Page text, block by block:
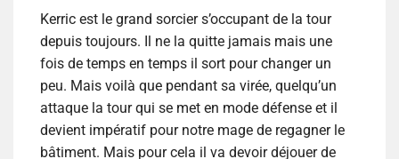
Kerric est le grand sorcier s’occupant de la tour
depuis toujours. Il ne la quitte jamais mais une
fois de temps en temps il sort pour changer un
peu. Mais voilà que pendant sa virée, quelqu’un
attaque la tour qui se met en mode défense et il
devient impératif pour notre mage de regagner le
bâtiment. Mais pour cela il va devoir déjouer de